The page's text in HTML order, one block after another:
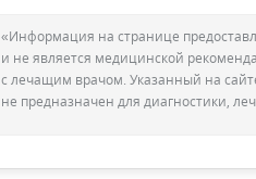
«Информация на странице
и не является медицинской
с лечащим врачом. Указанный на
не предназначен для диагностики,